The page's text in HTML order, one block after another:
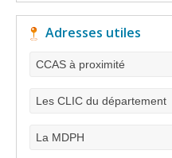
Adresses utiles
CCAS à proximité
Les CLIC du département
La MDPH